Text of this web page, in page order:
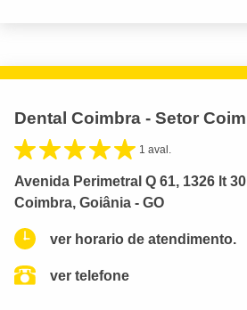
Dental Coimbra - Setor
1 aval.
Avenida Perimetral Q 61, 1326 lt
Coimbra, Goiânia - GO
ver horario de atendimento.
ver telefone